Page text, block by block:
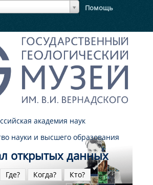
Помощь
академия наук
науки и высшего образования
открытых данных
Где? Когда? Кто?